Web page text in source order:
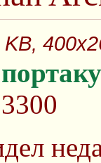
KB,